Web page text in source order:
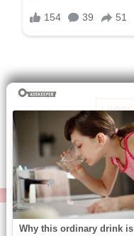
1/1026
Перейти
© https://vse-